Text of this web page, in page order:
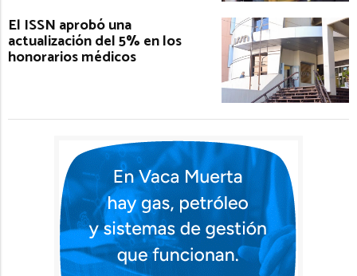
El ISSN aprobó una
actualización del 5% en los
honorarios médicos